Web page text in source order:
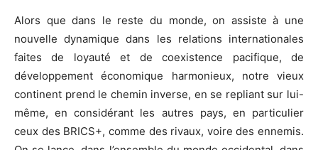
Alors que dans le reste du monde, on assiste à une
nouvelle dynamique dans les relations internationales
faites de loyauté et de coexistence pacifique, de
développement économique harmonieux, notre vieux
continent prend le chemin inverse, en se repliant sur lui-
même, en considérant les autres pays, en particulier
ceux des BRICS+, comme des rivaux, voire des ennemis.